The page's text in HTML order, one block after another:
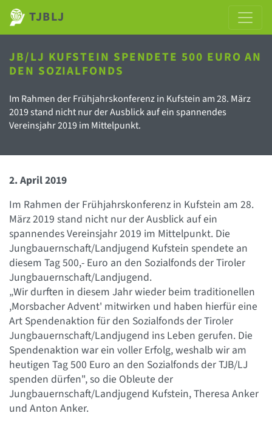
TJBLJ
JB/LJ KUFSTEIN SPENDETE 500 EURO AN
DEN SOZIALFONDS
Im Rahmen der Frühjahrskonferenz in Kufstein am 28. März
2019 stand nicht nur der Ausblick auf ein spannendes
Vereinsjahr 2019 im Mittelpunkt.
2. April 2019
Im Rahmen der Frühjahrskonferenz in Kufstein am 28.
März 2019 stand nicht nur der Ausblick auf ein
spannendes Vereinsjahr 2019 im Mittelpunkt. Die
Jungbauernschaft/Landjugend Kufstein spendete an
diesem Tag 500,- Euro an den Sozialfonds der Tiroler
Jungbauernschaft/Landjugend.
„Wir durften in diesem Jahr wieder beim traditionellen
,Morsbacher Advent' mitwirken und haben hierfür eine
Art Spendenaktion für den Sozialfonds der Tiroler
Jungbauernschaft/Landjugend ins Leben gerufen. Die
Spendenaktion war ein voller Erfolg, weshalb wir am
heutigen Tag 500 Euro an den Sozialfonds der TJB/LJ
spenden dürfen", so die Obleute der
Jungbauernschaft/Landjugend Kufstein, Theresa Anker
und Anton Anker.